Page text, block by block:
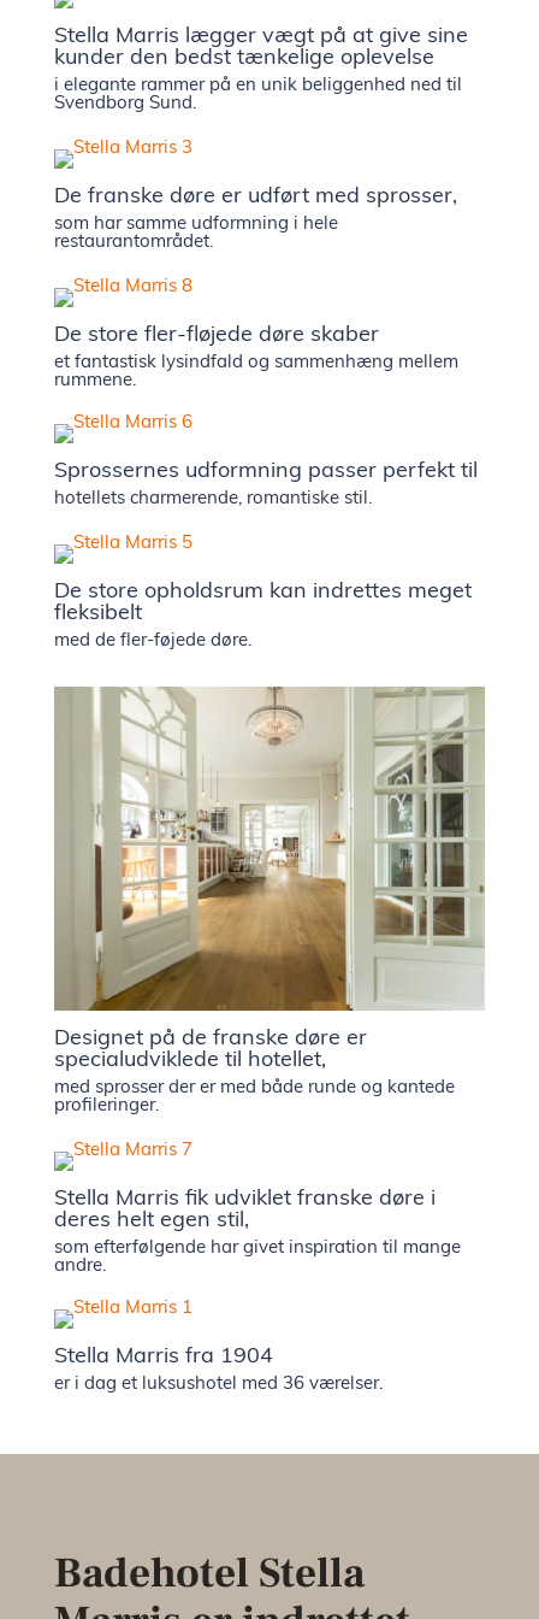
Stella Marris lægger vægt på at give sine
kunder den bedst tænkelige oplevelse
i elegante rammer på en unik beliggenhed ned til
Svendborg Sund.
De franske døre er udført med sprosser,
som har samme udformning i hele
restaurantområdet.
De store fler-fløjede døre skaber
et fantastisk lysindfald og sammenhæng mellem
rummene.
Sprossernes udformning passer perfekt til
hotellets charmerende, romantiske stil.
De store opholdsrum kan indrettes meget
fleksibelt
med de fler-føjede døre.
Designet på de franske døre er
specialudviklede til hotellet,
med sprosser der er med både runde og kantede
profileringer.
Stella Marris fik udviklet franske døre i
deres helt egen stil,
som efterfølgende har givet inspiration til mange
andre.
Stella Marris fra 1904
er i dag et luksushotel med 36 værelser.
Badehotel Stella